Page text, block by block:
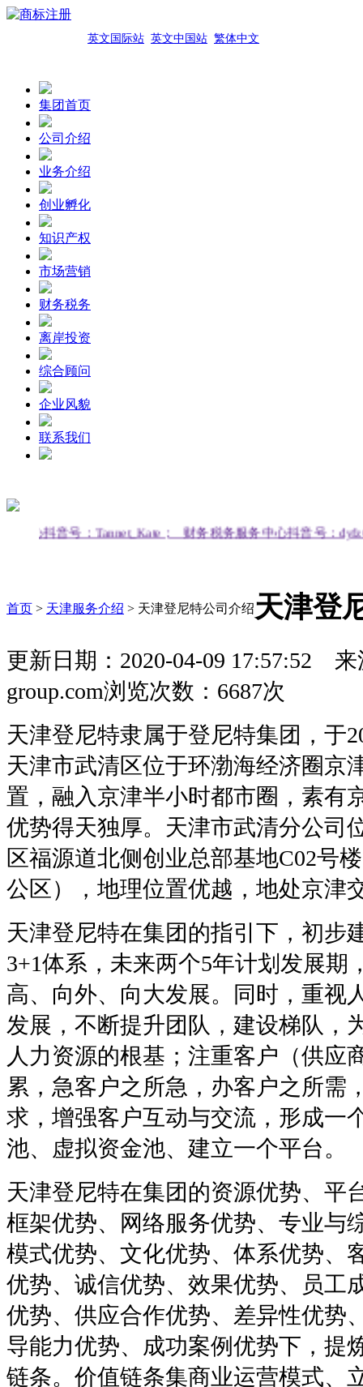
英文国际站 英文中国站 繁体中文
集团首页
公司介绍
业务介绍
创业孵化
知识产权
市场营销
财务税务
离岸投资
综合顾问
企业风貌
联系我们
投服务中心抖音号：Tannet_Kate；财务税务服务中心抖音号
首页 > 天津服务介绍 > 天津登尼特公司介绍天津登
更新日期：2020-04-09 17:57:52
来
group.com浏览次数：6687次
天津登尼特隶属于登尼特集团，于
天津市武清区位于环渤海经济圈京
置，融入京津半小时都市圈，素有
优势得天独厚。天津市武清分公司
区福源道北侧创业总部基地C02号
公区），地理位置优越，地处京津
天津登尼特在集团的指引下，初步
3+1体系，未来两个5年计划发展期
高、向外、向大发展。同时，重视
发展，不断提升团队，建设梯队，
人力资源的根基；注重客户（供应
累，急客户之所急，办客户之所需
求，增强客户互动与交流，形成一
池、虚拟资金池、建立一个平台。
天津登尼特在集团的资源优势、平
框架优势、网络服务优势、专业与
模式优势、文化优势、体系优势、
优势、诚信优势、效果优势、员工
优势、供应合作优势、差异性优势
导能力优势、成功案例优势下，提
链条。价值链条集商业运营模式、